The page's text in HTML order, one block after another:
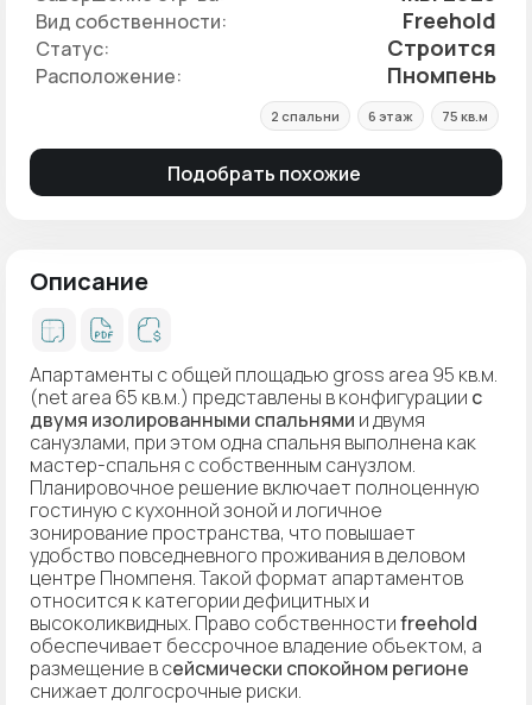
Вид собственности: Freehold
Статус: Строится
Расположение: Пномпень
2 спальни 6 этаж 75 кв.м
Подобрать похожие
Описание
Апартаменты с общей площадью gross area 95 кв.м.
(net area 65 кв.м.) представлены в конфигурации с
двумя изолированными спальнями и двумя
санузлами, при этом одна спальня выполнена как
мастер-спальня с собственным санузлом.
Планировочное решение включает полноценную
гостиную с кухонной зоной и логичное
зонирование пространства, что повышает
удобство повседневного проживания в деловом
центре Пномпеня. Такой формат апартаментов
относится к категории дефицитных и
высоколиквидных. Право собственностиfreehold
обеспечивает бессрочное владение объектом, а
размещение в сейсмически спокойном регионе
снижает долгосрочные риски.